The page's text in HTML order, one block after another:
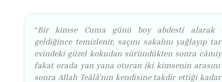
“Bir kimse Cuma günü boy abdesti alarak
geldiğince temizlenir, saçını sakalını yağlayıp
evindeki güzel kokudan süründükten sonra
fakat orada yan yana oturan iki kimsenin arasını
sonra Allah Teâlâ’nın kendisine takdir ettiği